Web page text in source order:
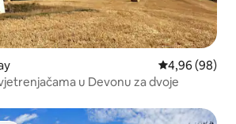
Prosečna
4,96 (98)
u Devonu za dvoje